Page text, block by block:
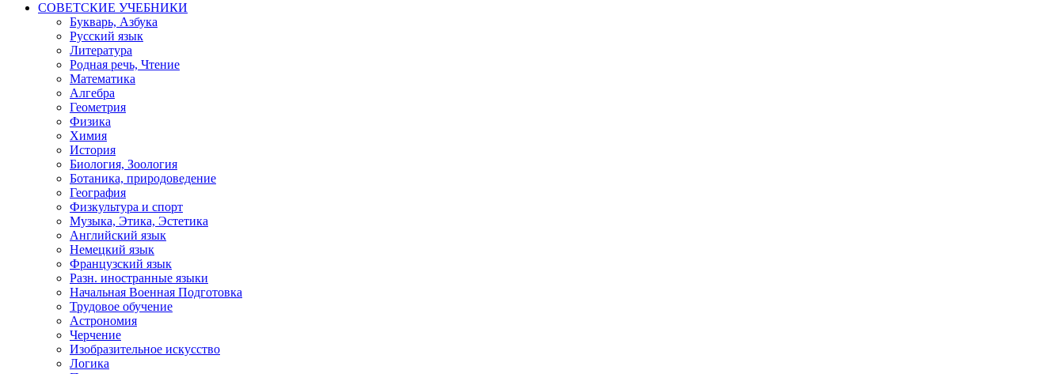
СОВЕТСКИЕ УЧЕБНИКИ
Букварь, Азбука
Русский язык
Литература
Родная речь, Чтение
Математика
Алгебра
Геометрия
Физика
Химия
История
Биология, Зоология
Ботаника, природоведение
География
Физкультура и спорт
Музыка, Этика, Эстетика
Английский язык
Немецкий язык
Французский язык
Разн. иностранные языки
Начальная Военная Подготовка
Трудовое обучение
Астрономия
Черчение
Изобразительное искусство
Логика